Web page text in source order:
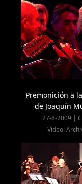
Premonición a
de Joaquín
27-8-2009 |
Video: